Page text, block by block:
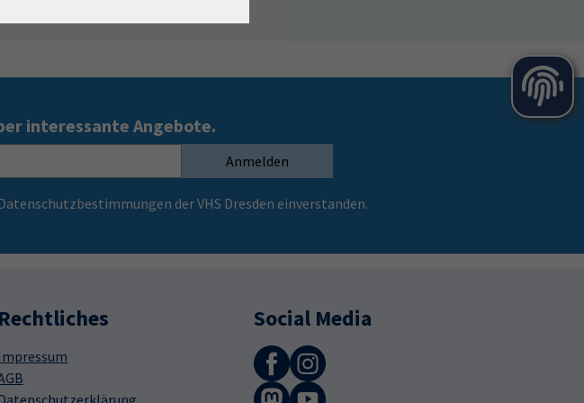
interessante Angebote.
Anmelden
der VHS Dresden einverstanden.
Rechtliches Social Media